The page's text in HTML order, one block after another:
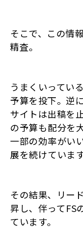
そこで、この情
精査。
うまくいってい
予算を投下。逆
サイトは出稿を
の予算も配分を
一部の効率がい
展を続けています
その結果、リー
昇し、 伴ってFS
ています。